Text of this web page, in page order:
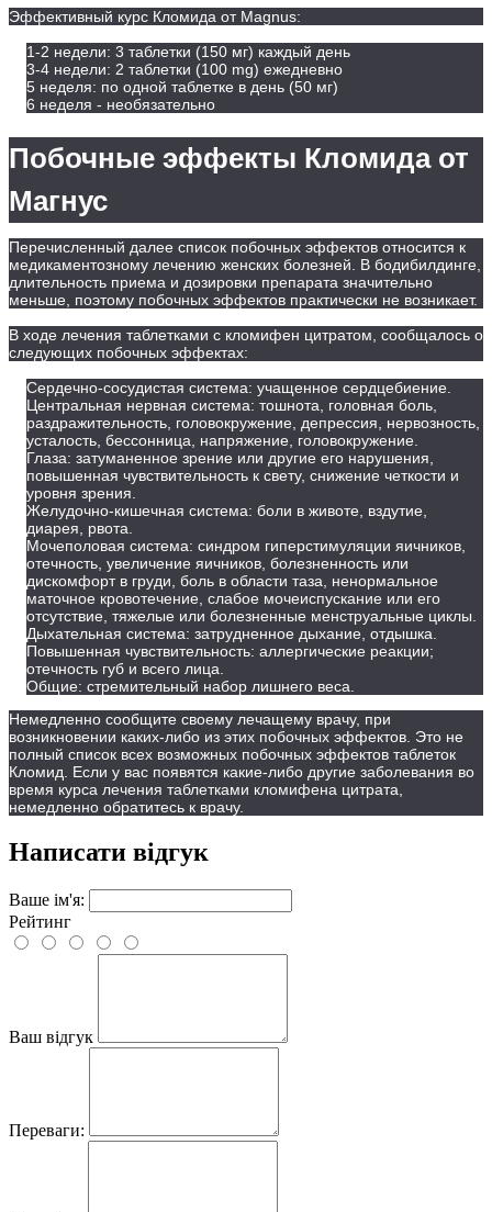
Эффективный курс Кломида от Magnus:
1-2 недели: 3 таблетки (150 мг) каждый день
3-4 недели: 2 таблетки (100 mg) ежедневно
5 неделя: по одной таблетке в день (50 мг)
6 неделя - необязательно
Побочные эффекты Кломида от
Магнус
Перечисленный далее список побочных эффектов относится к
медикаментозному лечению женских болезней. В бодибилдинге,
длительность приема и дозировки препарата значительно
меньше, поэтому побочных эффектов практически не возникает.
В ходе лечения таблетками с кломифен цитратом, сообщалось о
следующих побочных эффектах:
Сердечно-сосудистая система: учащенное сердцебиение.
Центральная нервная система: тошнота, головная боль,
раздражительность, головокружение, депрессия, нервозность,
усталость, бессонница, напряжение, головокружение.
Глаза: затуманенное зрение или другие его нарушения,
повышенная чувствительность к свету, снижение четкости и
уровня зрения.
Желудочно-кишечная система: боли в животе, вздутие,
диарея, рвота.
Мочеполовая система: синдром гиперстимуляции яичников,
отечность, увеличение яичников, болезненность или
дискомфорт в груди, боль в области таза, ненормальное
маточное кровотечение, слабое мочеиспускание или его
отсутствие, тяжелые или болезненные менструальные циклы.
Дыхательная система: затрудненное дыхание, отдышка.
Повышенная чувствительность: аллергические реакции;
отечность губ и всего лица.
Общие: стремительный набор лишнего веса.
Немедленно сообщите своему лечащему врачу, при
возникновении каких-либо из этих побочных эффектов. Это не
полный список всех возможных побочных эффектов таблеток
Кломид. Если у вас появятся какие-либо другие заболевания во
время курса лечения таблетками кломифена цитрата,
немедленно обратитесь к врачу.
Написати відгук
Ваше ім'я:
Рейтинг
Ваш відгук
Переваги: